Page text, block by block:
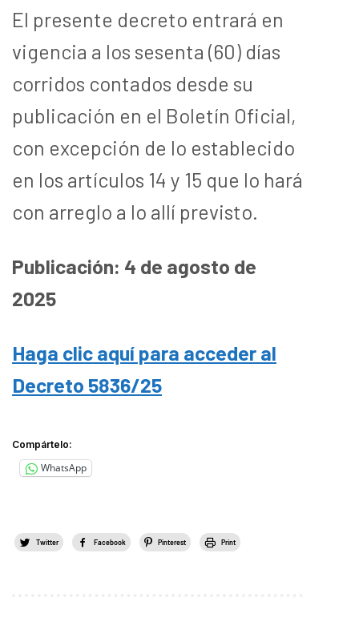
El presente decreto entrará en
vigencia a los sesenta (60) días
corridos contados desde su
publicación en el Boletín Oficial,
con excepción de lo establecido
en los artículos 14 y 15 que lo hará
con arreglo a lo allí previsto.
Publicación: 4 de agosto de
2025
Haga clic aquí para acceder al
Decreto 5836/25
Compártelo:
WhatsApp
Twitter Facebook Pinterest Print